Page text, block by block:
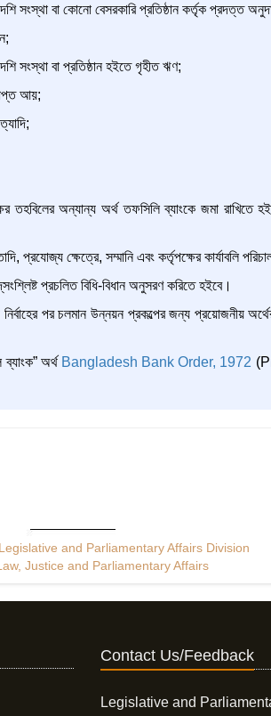
সংস্থা বা কোনো বেসরকারি প্রতিষ্ঠান কর্তৃক প্রদত্ত
সংস্থা বা প্রতিষ্ঠান হইতে গৃহীত ঋণ;
আয়;
অন্যান্য অর্থ তফসিলি ব্যাংকে জমা রাখিতে
প্রযোজ্য ক্ষেত্রে, সম্মানি এবং কর্তৃপক্ষের কার্যাবলি
প্রচলিত বিধি-বিধান অনুসরণ করিতে হইবে।
পর চলমান উন্নয়ন প্রকল্পের জন্য প্রয়োজনীয়
অর্থ Bangladesh Bank Order, 1972
and Parliamentary Affairs Division
Justice and Parliamentary Affairs
Contact Us/Feedback
Legislative and